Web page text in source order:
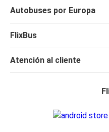
Autobuses por Europa
FlixBus
Atención al cliente